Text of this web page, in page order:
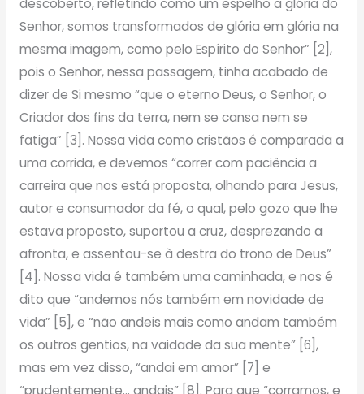
descoberto, refletindo como um espelho a glória do
Senhor, somos transformados de glória em glória na
mesma imagem, como pelo Espírito do Senhor” [2],
pois o Senhor, nessa passagem, tinha acabado de
dizer de Si mesmo “que o eterno Deus, o Senhor, o
Criador dos fins da terra, nem se cansa nem se
fatiga” [3]. Nossa vida como cristãos é comparada a
uma corrida, e devemos “correr com paciência a
carreira que nos está proposta, olhando para Jesus,
autor e consumador da fé, o qual, pelo gozo que lhe
estava proposto, suportou a cruz, desprezando a
afronta, e assentou-se à destra do trono de Deus”
[4]. Nossa vida é também uma caminhada, e nos é
dito que “andemos nós também em novidade de
vida” [5], e “não andeis mais como andam também
os outros gentios, na vaidade da sua mente” [6],
mas em vez disso, “andai em amor” [7] e
“prudentemente… andais” [8]. Para que “corramos, e